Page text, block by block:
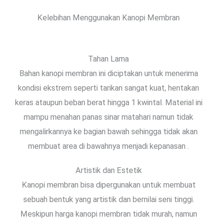
Kelebihan Menggunakan Kanopi Membran
Tahan Lama
Bahan kanopi membran ini diciptakan untuk menerima
kondisi ekstrem seperti tarikan sangat kuat, hentakan
keras ataupun beban berat hingga 1 kwintal. Material ini
mampu menahan panas sinar matahari namun tidak
mengalirkannya ke bagian bawah sehingga tidak akan
membuat area di bawahnya menjadi kepanasan .
Artistik dan Estetik
Kanopi membran bisa dipergunakan untuk membuat
sebuah bentuk yang artistik dan bernilai seni tinggi.
Meskipun harga kanopi membran tidak murah, namun